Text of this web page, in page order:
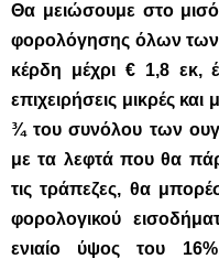
Θα μειώσουμε στο
φορολόγησης όλων των
κέρδη μέχρι € 1,8 εκ,
επιχειρήσεις μικρές
¾ του συνόλου των
με τα λεφτά που θα
τις τράπεζες, θα
φορολογικού
ενιαίο ύψος του